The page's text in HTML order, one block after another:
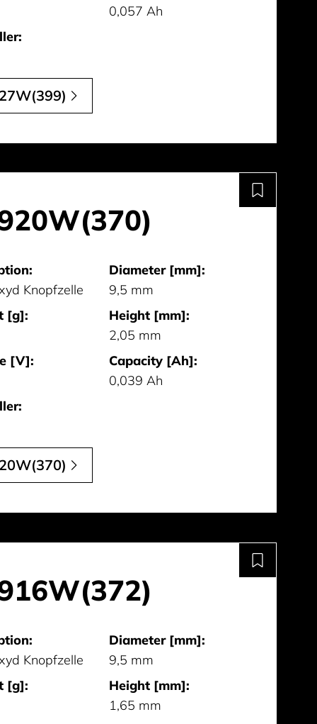
0,057 Ah
Knopfzelle
Diameter [mm]:
9,5 mm
[g]:
Height [mm]:
2,05 mm
[V]:
Capacity [Ah]:
0,039 Ah
Knopfzelle
Diameter [mm]:
9,5 mm
[g]:
Height [mm]:
1,65 mm